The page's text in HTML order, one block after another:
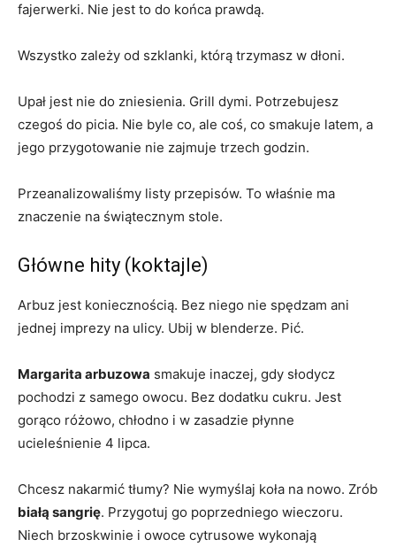
fajerwerki. Nie jest to do końca prawdą.
Wszystko zależy od szklanki, którą trzymasz w dłoni.
Upał jest nie do zniesienia. Grill dymi. Potrzebujesz
czegoś do picia. Nie byle co, ale coś, co smakuje latem, a
jego przygotowanie nie zajmuje trzech godzin.
Przeanalizowaliśmy listy przepisów. To właśnie ma
znaczenie na świątecznym stole.
Główne hity (koktajle)
Arbuz jest koniecznością. Bez niego nie spędzam ani
jednej imprezy na ulicy. Ubij w blenderze. Pić.
Margarita arbuzowa smakuje inaczej, gdy słodycz
pochodzi z samego owocu. Bez dodatku cukru. Jest
gorąco różowo, chłodno i w zasadzie płynne
ucieleśnienie 4 lipca.
Chcesz nakarmić tłumy? Nie wymyślaj koła na nowo. Zrób
białą sangrię. Przygotuj go poprzedniego wieczoru.
Niech brzoskwinie i owoce cytrusowe wykonają